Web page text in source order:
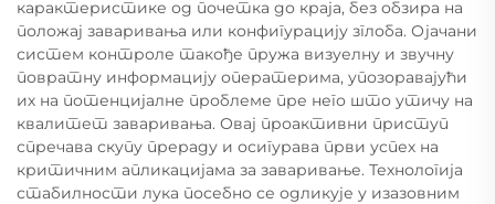
карактеристике од почетка до краја, без обзира на
положај заваривања или конфигурацију зглоба. Ојачани
систем контроле такође пружа визуелну и звучну
повратну информацију оператерима, упозоравајући
их на потенцијалне проблеме пре него што утичу на
квалитет заваривања. Овај проактивни приступ
спречава скупу прераду и осигурава први успех на
критичним апликацијама за заваривање. Технологија
стабилности лука посебно се одликује у изазовним